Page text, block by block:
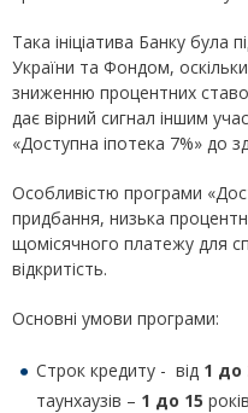
Така ініціатива Банку була
України та Фондом,
зниженню процентних
дає вірний сигнал іншим
«Доступна іпотека 7%» до
Особливістю програми
придбання, низька
щомісячного платежу для
відкритість.
Основні умови програми:
Строк кредиту - від 1 до
таунхаузів – 1 до 15